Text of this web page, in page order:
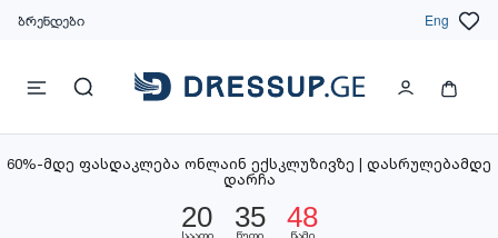
ბრენდები Eng
60%-მდე ფასდაკლება ონლაინ ექსკლუზივზე | დასრულებამდე
დარჩა
20 35 46